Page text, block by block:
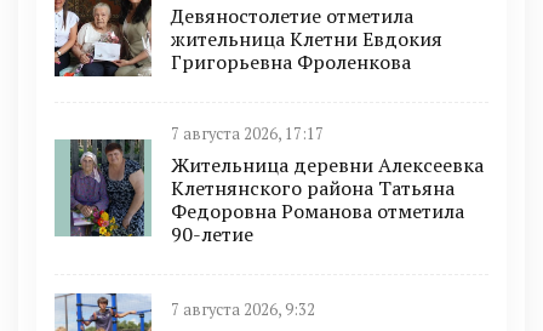
Девяностолетие отметила
жительница Клетни Евдокия
Григорьевна Фроленкова
7 августа 2026, 17:17
Жительница деревни Алексеевка
Клетнянского района Татьяна
Федоровна Романова отметила
90-летие
7 августа 2026, 9:32